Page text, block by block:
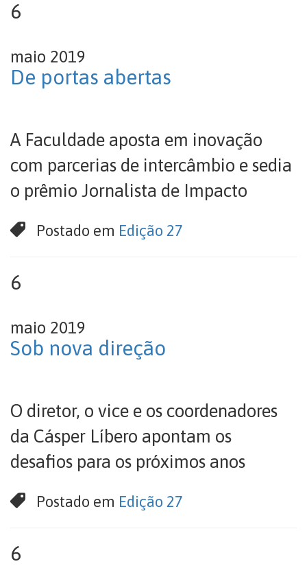
6
maio 2019
De portas abertas
A Faculdade aposta em inovação
com parcerias de intercâmbio e sedia
o prêmio Jornalista de Impacto
Postado em Edição 27
6
maio 2019
Sob nova direção
O diretor, o vice e os coordenadores
da Cásper Líbero apontam os
desafios para os próximos anos
Postado em Edição 27
6